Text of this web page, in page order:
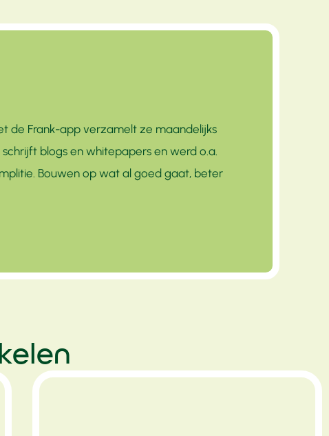
de Frank-app verzamelt ze maandelijks
blogs en whitepapers en werd o.a.
Bouwen op wat al goed gaat, beter